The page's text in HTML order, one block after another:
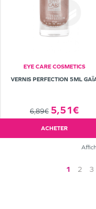
EYE CARE COSMETICS
VERNIS PERFECTION 5ML
6,89€ 5,51€
ACHETER
1 2 3